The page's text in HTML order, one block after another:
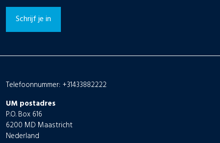
Schrijf je in
Telefoonnummer: +31433882222
UM postadres
P.O. Box 616
6200 MD Maastricht
Nederland